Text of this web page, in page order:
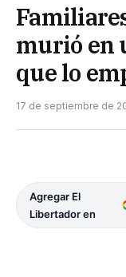
murió en
que lo
17 de septiembre de
Agregar El
Libertador en